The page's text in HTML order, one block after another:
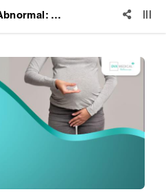
Keputihan Abnormal: Penyebab, Gejala, dan Cara Mengatasinya